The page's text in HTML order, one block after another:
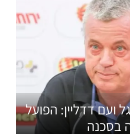
ועם דדליין: הפועל
בסכנה